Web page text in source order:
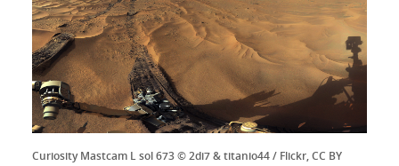
Curiosity Mastcam L sol 673 © 2di7 & titanio44 / Flickr, CC BY